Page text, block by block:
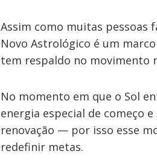
Assim como muitas pessoas
Novo Astrológico é um
tem respaldo no movimento
No momento em que o Sol
energia especial de começo
renovação — por isso esse
redefinir metas.